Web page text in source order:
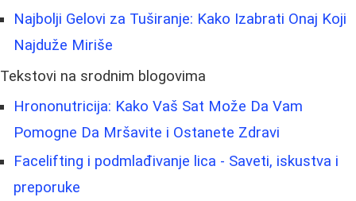
Najbolji Gelovi za Tuširanje: Kako Izabrati Onaj Koji
Najduže Miriše
Tekstovi na srodnim blogovima
Hrononutricija: Kako Vaš Sat Može Da Vam
Pomogne Da Mršavite i Ostanete Zdravi
Facelifting i podmlađivanje lica - Saveti, iskustva i
preporuke